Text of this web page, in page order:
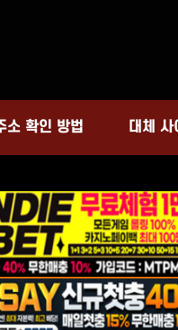
소 확인 방법 대체 사